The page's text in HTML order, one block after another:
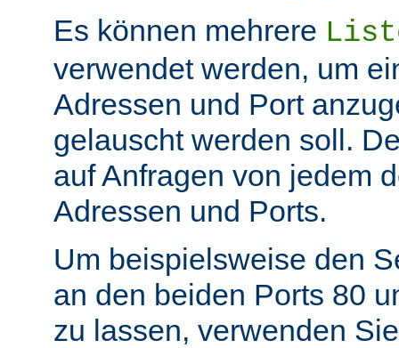
Es können mehrere
verwendet werden, um
Adressen und Port
gelauscht werden soll.
auf Anfragen von jedem
Adressen und Ports.
Um beispielsweise den
an den beiden Ports 80
zu lassen, verwenden